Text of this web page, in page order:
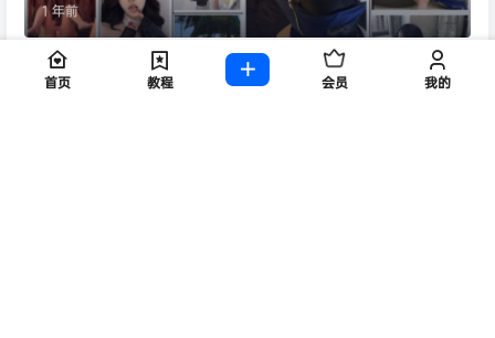
1 年前
首页 教程 会员 我的